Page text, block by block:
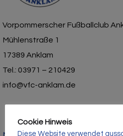
Vorpommerscher Fußballclub
Mühlenstraße 1
17389 Anklam
Tel.: 03971 – 210429
info@vfc-anklam.de
Cookie Hinweis
Diese Website verwendet